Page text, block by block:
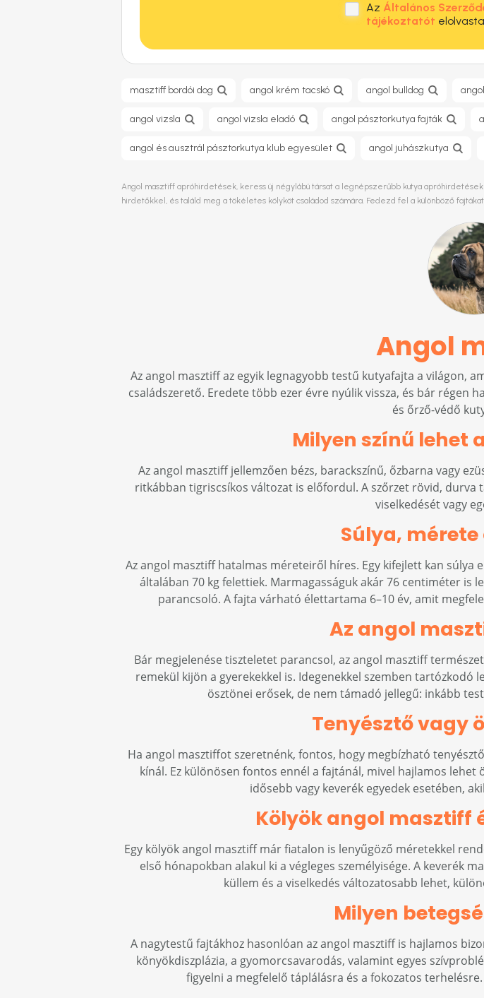
Az Általános
tájékoztatót
masztiff bordói dog angol krém tacskó angol bulldog
angol vizsla angol vizsla eladó angol pásztorkutya fajták
angol és ausztrál pásztorkutya klub egyesület angol juhászkutya
Angol masztiff apróhirdetések, keress új négylábú társat a legnépszerűbb kutya
hirdetőkkel, és találd meg a tökéletes kölyköt családod számára. Fedezd fel a különböző
Angol
Az angol masztiff az egyik legnagyobb testű kutyafajta a világon,
családszerető. Eredete több ezer évre nyúlik vissza, és bár régen
és őrző-védő
Milyen színű lehet
Az angol masztiff jellemzően bézs, barackszínű, őzbarna vagy
ritkábban tigriscsíkos változat is előfordul. A szőrzet rövid, durva
viselkedését vagy
Súlya,
Az angol masztiff hatalmas méreteiről híres. Egy kifejlett kan súlya
általában 70 kg felettiek. Marmagasságuk akár 76 centiméter is
parancsoló. A fajta várható élettartama 6–10 év, amit
Az angol
Bár megjelenése tiszteletet parancsol, az angol masztiff
remekül kijön a gyerekekkel is. Idegenekkel szemben tartózkodó
ösztönei erősek, de nem támadó jellegű: inkább
Tenyésztő vagy
Ha angol masztiffot szeretnénk, fontos, hogy megbízható
kínál. Ez különösen fontos ennél a fajtánál, mivel hajlamos
idősebb vagy keverék egyedek esetében,
Kölyök angol masztiff
Egy kölyök angol masztiff már fiatalon is lenyűgöző méretekkel
első hónapokban alakul ki a végleges személyisége. A keverék
küllem és a viselkedés változatosabb lehet,
Milyen
A nagytestű fajtákhoz hasonlóan az angol masztiff is hajlamos
könyökdiszplázia, a gyomorcsavarodás, valamint egyes
figyelni a megfelelő táplálásra és a fokozatos